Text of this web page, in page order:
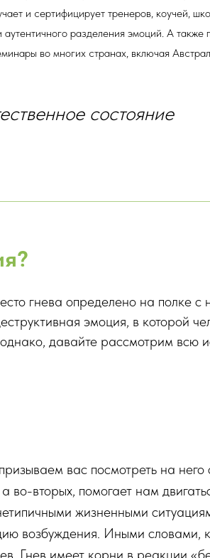
и сертифицирует тренеров, коучей,
разделения эмоций. А также
во многих странах, включая
состояние
гнева определено на
эмоция, в которой
давайте рассмотрим всю
вас посмотреть на
вторых, помогает нам
жизненными
возбуждения. Иными
Гнев имеет корни в реакции